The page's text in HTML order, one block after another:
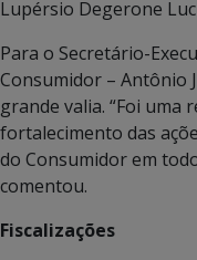
Lupérsio Degerone
Para o Secretário-
Consumidor – Antônio
grande valia. “Foi
fortalecimento das
do Consumidor em
comentou.
Fiscalizações